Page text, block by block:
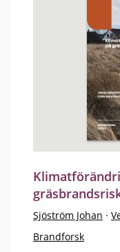
Sjöström Johan ·
Brandforsk